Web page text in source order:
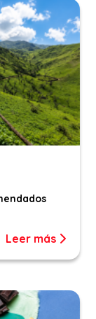
Leer más